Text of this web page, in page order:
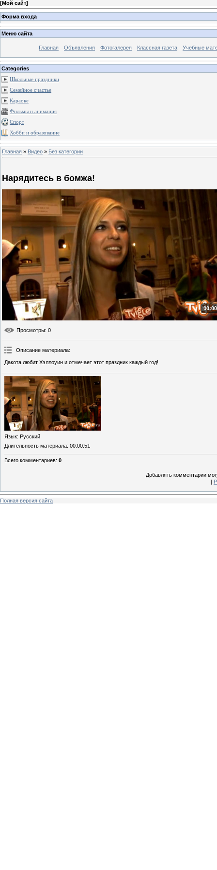
[Мой сайт]
Форма входа
Меню сайта
Главная Объявления Фотогалерея Классная газета Учебные
Categories
Школьные праздники
Семейное счастье
Караоке
Фильмы и анимация
Спорт
Хобби и образование
Главная » Видео » Без категории
Нарядитесь в бомжа!
Просмотры: 0
Описание материала:
Дакота любит Хэллоуин и отмечает этот праздник каждый год!
Язык: Русский
Длительность материала: 00:00:51
Всего комментариев: 0
Добавлять комментарии
[
Полная версия сайта